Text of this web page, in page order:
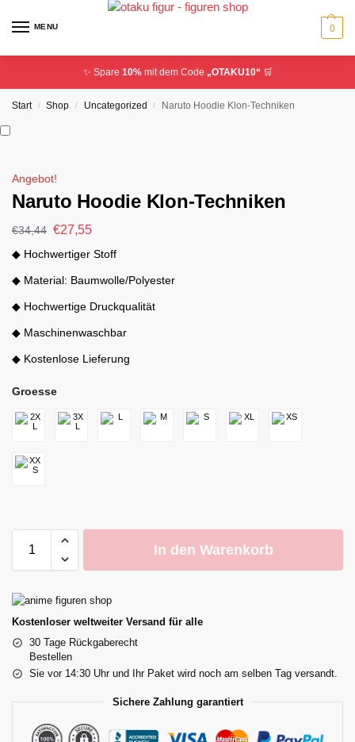
MENU 0
✨ Spare 10%mit dem Code „OTAKU10“ 🛒
Start / Shop / Uncategorized / Naruto Hoodie Klon-Techniken
Angebot!
Naruto Hoodie Klon-Techniken
€34,44 €27,55
◆ Hochwertiger Stoff
◆ Material: Baumwolle/Polyester
◆ Hochwertige Druckqualität
◆ Maschinenwaschbar
◆ Kostenlose Lieferung
Groesse
In den Warenkorb
Kostenloser weltweiter Versand für alle
30 Tage Rückgaberecht
Bestellen
Sie vor 14:30 Uhr und Ihr Paket wird noch am selben Tag versandt.
Sichere Zahlung garantiert